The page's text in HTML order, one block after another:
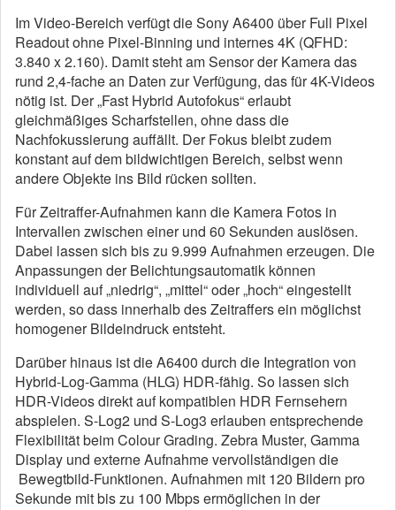
Im Video-Bereich verfügt die Sony A6400 über Full Pixel
Readout ohne Pixel-Binning und internes 4K (QFHD:
3.840 x 2.160). Damit steht am Sensor der Kamera das
rund 2,4-fache an Daten zur Verfügung, das für 4K-Videos
nötig ist. Der „Fast Hybrid Autofokus“ erlaubt
gleichmäßiges Scharfstellen, ohne dass die
Nachfokussierung auffällt. Der Fokus bleibt zudem
konstant auf dem bildwichtigen Bereich, selbst wenn
andere Objekte ins Bild rücken sollten.
Für Zeitraffer-Aufnahmen kann die Kamera Fotos in
Intervallen zwischen einer und 60 Sekunden auslösen.
Dabei lassen sich bis zu 9.999 Aufnahmen erzeugen. Die
Anpassungen der Belichtungsautomatik können
individuell auf „niedrig“, „mittel“ oder „hoch“ eingestellt
werden, so dass innerhalb des Zeitraffers ein möglichst
homogener Bildeindruck entsteht.
Darüber hinaus ist die A6400 durch die Integration von
Hybrid-Log-Gamma (HLG) HDR-fähig. So lassen sich
HDR-Videos direkt auf kompatiblen HDR Fernsehern
abspielen. S-Log2 und S-Log3 erlauben entsprechende
Flexibilität beim Colour Grading. Zebra Muster, Gamma
Display und externe Aufnahme vervollständigen die
Bewegtbild-Funktionen. Aufnahmen mit 120 Bildern pro
Sekunde mit bis zu 100 Mbps ermöglichen in der